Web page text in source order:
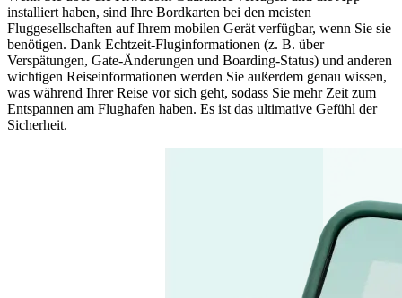
installiert haben, sind Ihre Bordkarten bei den meisten
Fluggesellschaften auf Ihrem mobilen Gerät verfügbar, wenn Sie sie
benötigen. Dank Echtzeit-Fluginformationen (z. B. über
Verspätungen, Gate-Änderungen und Boarding-Status) und anderen
wichtigen Reiseinformationen werden Sie außerdem genau wissen,
was während Ihrer Reise vor sich geht, sodass Sie mehr Zeit zum
Entspannen am Flughafen haben. Es ist das ultimative Gefühl der
Sicherheit.